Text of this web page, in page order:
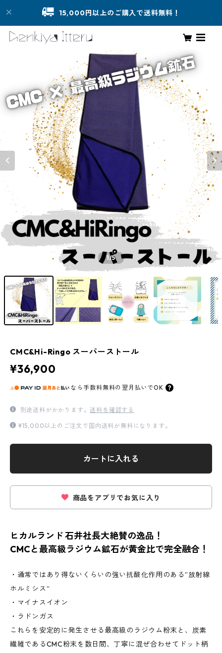
15,000円以上のご購入で送料無料！
1/5
CMC&Hi-Ringo スーパーストール
¥36,900
なら 手数料無料の 翌月払いでOK
別途送料がかかります。送料を確認する
¥15,000以上のご注文で国内送料が無料になります。
カートに入れる
商品をアプリでお気に入り
ヒカルランド 石井社長大絶賛の逸品！
CMCと最高級ラジウム鉱石が黄金比で完全融合！
・通常ではあり得ないくらいの強い抗酸化作用のある”放射線
ホルミシス“
・マイナスイオン
・ラドンガス
これらを安定的に発生させる最高級のラジウム粉末と、炭素
繊維であるCMC粉末を数日間、丁寧に混ぜ合わせてドット柄